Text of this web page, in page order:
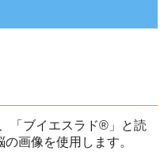
「ブイエスラド®」と読
画像を使用します。